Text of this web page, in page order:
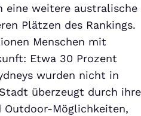
eine weitere australische
Plätzen des Rankings.
Menschen mit
Etwa 30 Prozent
wurden nicht in
überzeugt durch ihre
Outdoor-Möglichkeiten,